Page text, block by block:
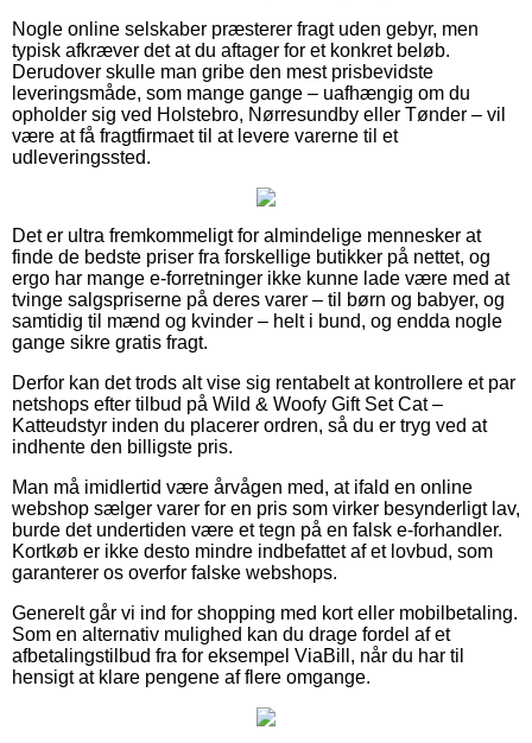
Nogle online selskaber præsterer fragt uden gebyr, men
typisk afkræver det at du aftager for et konkret beløb.
Derudover skulle man gribe den mest prisbevidste
leveringsmåde, som mange gange – uafhængig om du
opholder sig ved Holstebro, Nørresundby eller Tønder – vil
være at få fragtfirmaet til at levere varerne til et
udleveringssted.
Det er ultra fremkommeligt for almindelige mennesker at
finde de bedste priser fra forskellige butikker på nettet, og
ergo har mange e-forretninger ikke kunne lade være med at
tvinge salgspriserne på deres varer – til børn og babyer, og
samtidig til mænd og kvinder – helt i bund, og endda nogle
gange sikre gratis fragt.
Derfor kan det trods alt vise sig rentabelt at kontrollere et par
netshops efter tilbud på Wild & Woofy Gift Set Cat –
Katteudstyr inden du placerer ordren, så du er tryg ved at
indhente den billigste pris.
Man må imidlertid være årvågen med, at ifald en online
webshop sælger varer for en pris som virker besynderligt lav,
burde det undertiden være et tegn på en falsk e-forhandler.
Kortkøb er ikke desto mindre indbefattet af et lovbud, som
garanterer os overfor falske webshops.
Generelt går vi ind for shopping med kort eller mobilbetaling.
Som en alternativ mulighed kan du drage fordel af et
afbetalingstilbud fra for eksempel ViaBill, når du har til
hensigt at klare pengene af flere omgange.